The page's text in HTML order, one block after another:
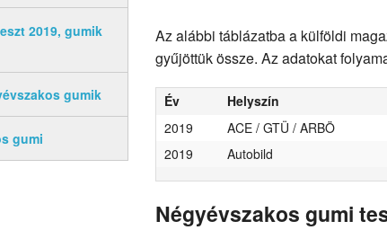
2019, gumik
gumik
gumi
Az alábbi táblázatba a külföldi
gyűjöttük össze. Az adatokat
Év Helyszín
2019
ACE / GTÜ / ARBÖ
2019
Autobild
Négyévszakos gumi